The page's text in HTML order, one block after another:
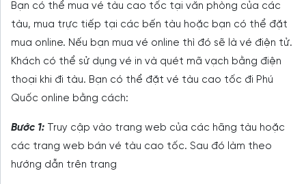
Bạn có thể mua vé tàu cao tốc tại văn phòng của các
tàu, mua trực tiếp tại các bến tàu hoặc bạn có thể đặt
mua online. Nếu bạn mua vé online thì đó sẽ là vé điện tử.
Khách có thể sử dụng vé in và quét mã vạch bằng điện
thoại khi đi tàu. Bạn có thể đặt vé tàu cao tốc đi Phú
Quốc online bằng cách:
Bước 1: Truy cập vào trang web của các hãng tàu hoặc
các trang web bán vé tàu cao tốc. Sau đó làm theo
hướng dẫn trên trang